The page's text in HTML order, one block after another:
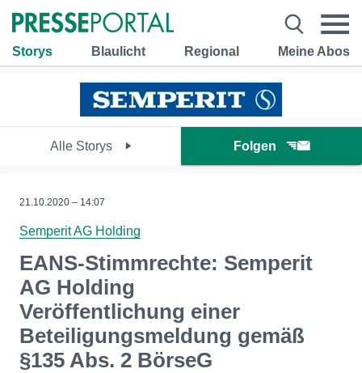
Storys Blaulicht Regional Meine Abos
Alle Storys Folgen
21.10.2020 – 14:07
Semperit AG Holding
EANS-Stimmrechte: Semperit
AG Holding
Veröffentlichung einer
Beteiligungsmeldung gemäß
§135 Abs. 2 BörseG